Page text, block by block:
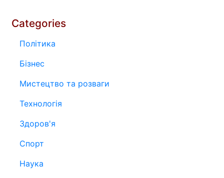
Categories
Політика
Бізнес
Мистецтво та розваги
Технологія
Здоров'я
Спорт
Наука